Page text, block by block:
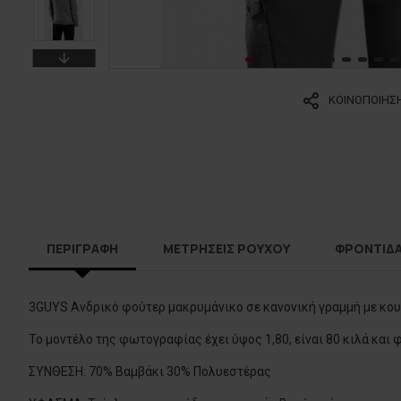
ΠΕΡΙΓΡΑΦΗ ΜΕΤΡΗΣΕΙΣ ΡΟΥΧΟΥ
3GUYS Ανδρικό φούτερ μακρυμάνικo σε κανονική γραμμή με
Το μοντέλο της φωτογραφίας έχει ύψος 1,80, είναι 80 κιλά και
ΣΥΝΘΕΣΗ: 70% Βαμβάκι 30% Πολυεστέρας